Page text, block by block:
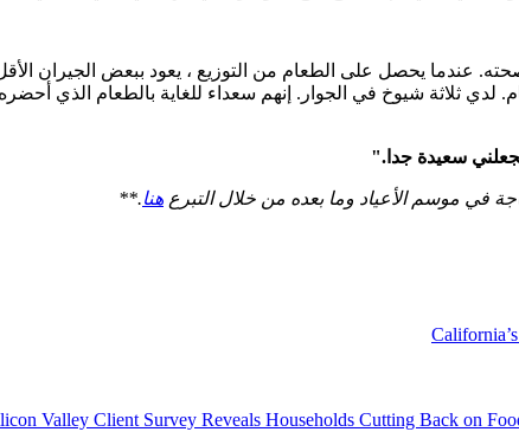
عندما يحصل على الطعام من التوزيع ، يعود ببعض الجيران
سعيدة جدا."
في موسم الأعياد وما بعده من خلال التبرع هنا.**
Valley Client Survey Reveals Households Cutting Back on